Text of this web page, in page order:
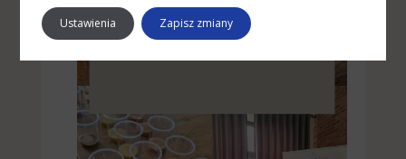
Ustawienia Zapisz zmiany